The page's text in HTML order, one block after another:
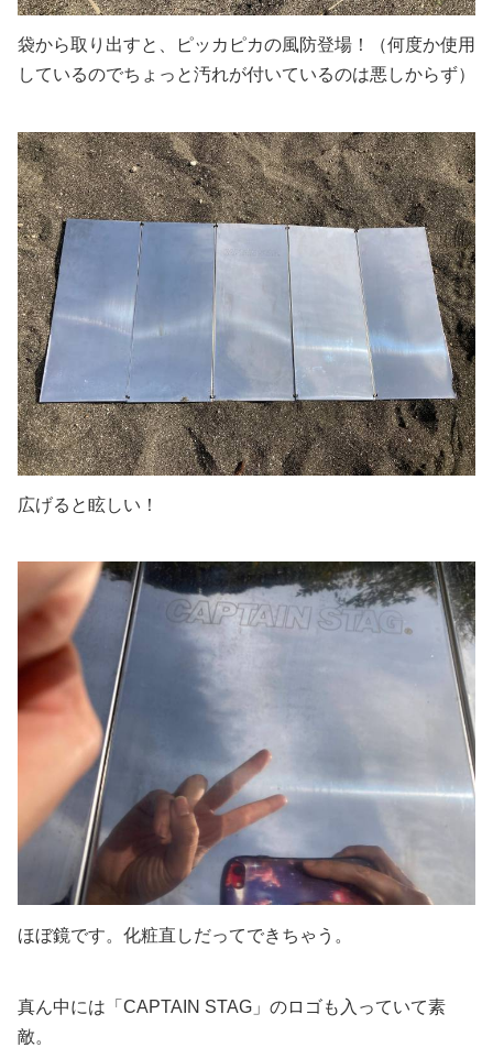
袋から取り出すと、ピッカピカの風防登場！（何度か使用
しているのでちょっと汚れが付いているのは悪しからず）
広げると眩しい！
ほぼ鏡です。化粧直しだってできちゃう。
真ん中には「CAPTAIN STAG」のロゴも入っていて素
敵。